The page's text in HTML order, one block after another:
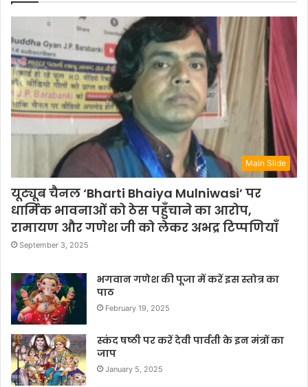
Main Slide
यूट्यूब चैनल ‘Bharti Bhaiya Mulniwasi’ पर
धार्मिक भावनाओं को ठेस पहुँचाने का आरोप,
रामायण और गणेश जी को लेकर अभद्र टिप्पणियाँ
September 3, 2025
भगवान गणेश की पूजा में करें इस स्तोत्र का
पाठ
February 19, 2025
स्कंद षष्ठी पर करें देवी पार्वती के इन मंत्रों का
जाप
January 5, 2025